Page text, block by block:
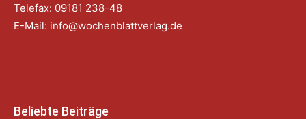
Telefax: 09181 238-48
E-Mail: info@wochenblattverlag.de
Beliebte Beiträge